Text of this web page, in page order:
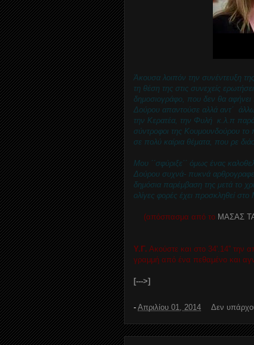
Άκουσα λοιπόν την συνέντευξη
τη θέση της στις συνεχείς
δημοσιογράφο, που δεν θα
Δούρου απαντούσε αλλά αντ΄
την Κερατέα, την Φυλή κ.λ.π παρά
σύντροφοι της Κουμουνδούρου το
σε πολύ καίρια θέματα, που ρε
Μου ΄΄σφύριξε΄΄ όμως ένας
Δούρου συχνά- πυκνά
δημόσια παρέμβαση της μετά το
ολίγες φορές έχει προσκληθεί
(απόσπασμα από το ΜΑΣΑΣ
Υ.Γ. Ακούστε και στο 34'.14'' την
γραμμή από ένα πεθαμένο και
[--->]
- Απριλίου 01, 2014 Δεν